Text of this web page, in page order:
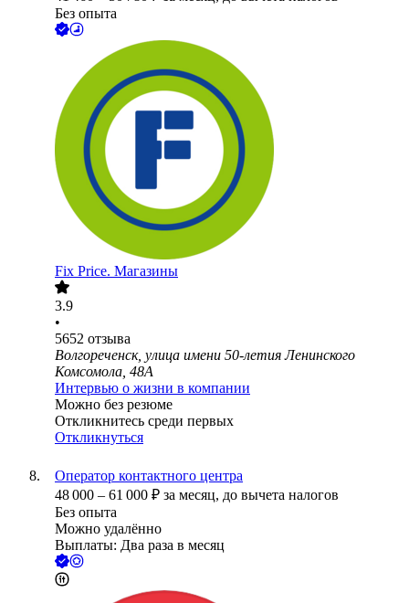
Без опыта
Fix Price. Магазины
3.9
•
5652 отзыва
Волгореченск, улица имени 50-летия Ленинского
Комсомола, 48А
Интервью о жизни в компании
Можно без резюме
Откликнитесь среди первых
Откликнуться
Оператор контактного центра
48 000 – 61 000 ₽ за месяц, до вычета налогов
Без опыта
Можно удалённо
Выплаты: Два раза в месяц